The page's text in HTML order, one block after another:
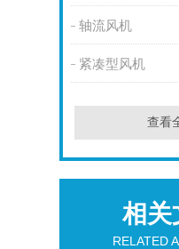
轴流风机
紧凑型风机
查看
相关
RELATED